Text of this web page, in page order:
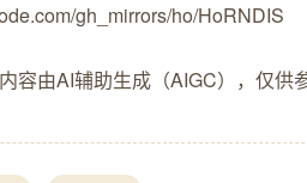
gh_mirrors/ho/HoRNDIS
容由AI辅助生成（AIGC），仅供